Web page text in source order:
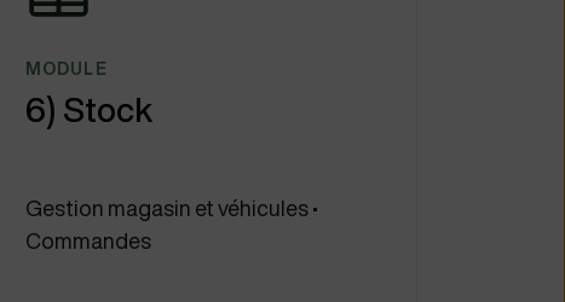
MODULE
6) Stock
Gestion magasin et véhicules •
Commandes